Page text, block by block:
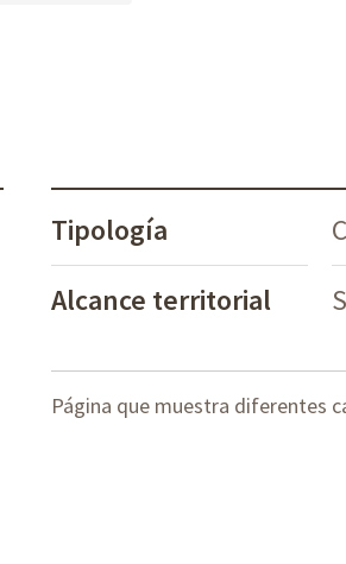
Tipología
Alcance territorial
Página que muestra diferentes